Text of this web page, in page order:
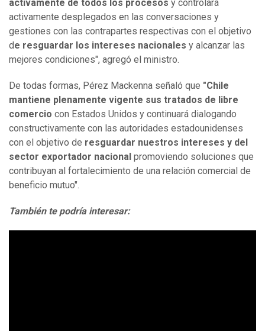
activamente de todos los procesos y controlará
activamente desplegados en las conversaciones y
gestiones con las contrapartes respectivas con el objetivo
de resguardar los intereses nacionales y alcanzar las
mejores condiciones", agregó el ministro.
De todas formas, Pérez Mackenna señaló que "Chile
mantiene plenamente vigente sus tratados de libre
comercio con Estados Unidos y continuará dialogando
constructivamente con las autoridades estadounidenses
con el objetivo de resguardar nuestros intereses y del
sector exportador nacional promoviendo soluciones que
contribuyan al fortalecimiento de una relación comercial de
beneficio mutuo".
También te podría interesar: